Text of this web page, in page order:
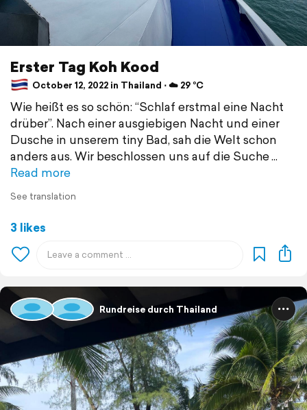
Erster Tag Koh Kood
October 12, 2022 in Thailand ⋅ ☁️ 29 °C
Wie heißt es so schön: “Schlaf erstmal eine Nacht
drüber”. Nach einer ausgiebigen Nacht und einer
Dusche in unserem tiny Bad, sah die Welt schon
anders aus. Wir beschlossen uns auf die Suche
Read more
See translation
3 likes
Rundreise durch Thailand